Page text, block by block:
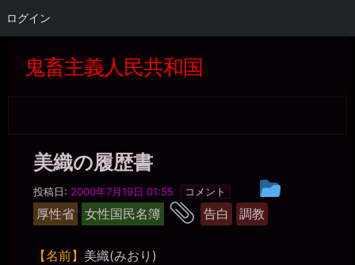
ログイン
ン
テ
ス
鬼畜主義人民共和国
美織の履歴書
投稿日: 2000年7月19日 01:55
黒
水
晶
事
コメント
厚性省 女性国民名簿
タ
告白 調教
【名前】 美織(みおり)